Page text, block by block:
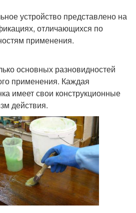
устройство представлено на
отличающихся по
применения.
основных разновидностей
применения. Каждая
имеет свои конструкционные
действия.